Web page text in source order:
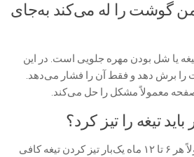
گوشت را له می‌کند به‌جای
یا شل بودن مهره جلویی است. در این
را برش دهد و فقط آن را فشار می‌دهد.
معمولاً مشکل را حل می‌کند.
تیغه را تیز کرد؟
برای مصرف خانگی، معمولاً هر ۶ تا ۱۲ ماه یک‌بار تیز کردن تیغه کافی